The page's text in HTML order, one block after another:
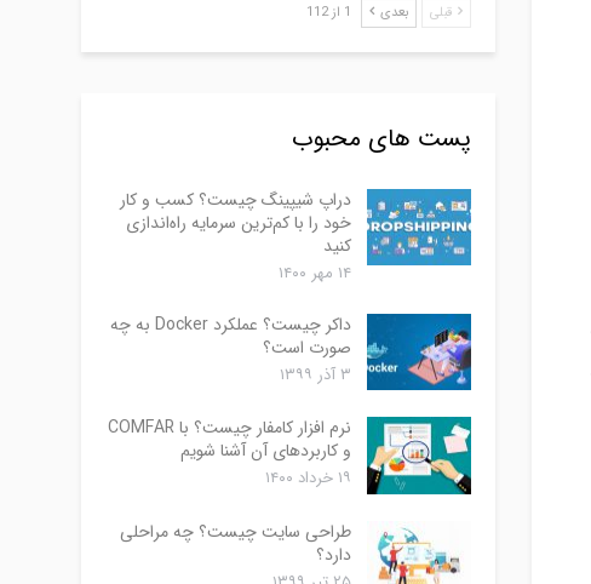
قبلی بعدی 1 از 112
پست های محبوب
دراپ شیپینگ چیست؟ کسب و کار
خود را با کم‌ترین سرمایه راه‌اندازی
کنید
۱۴ مهر ۱۴۰۰
داکر چیست؟ عملکرد Docker به چه
صورت است؟
۳ آذر ۱۳۹۹
نرم افزار کامفار چیست؟ با COMFAR
و کاربردهای آن آشنا شویم
۱۹ خرداد ۱۴۰۰
طراحی سایت چیست؟ چه مراحلی
دارد؟